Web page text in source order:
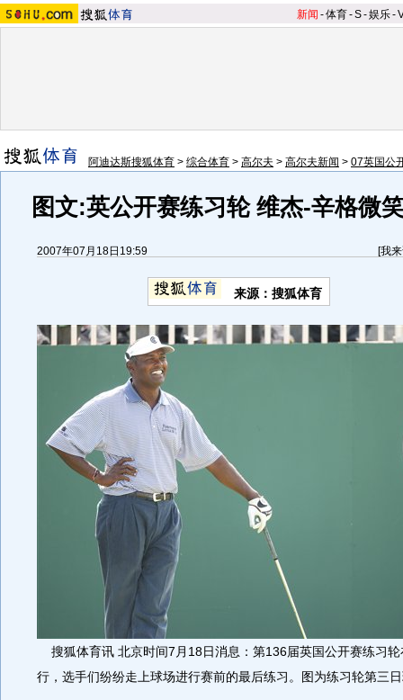
新闻 -体育-S-娱乐-
阿迪达斯搜狐体育 > 综合体育 > 高尔夫 > 高尔夫新闻 > 07英国公
图文:英公开赛练习轮 维杰-辛格微
2007年07月18日19:59 [我
来源：搜狐体育
搜狐体育讯 北京时间7月18日消息：第136届英国公开赛练习轮
行，选手们纷纷走上球场进行赛前的最后练习。图为练习轮第三